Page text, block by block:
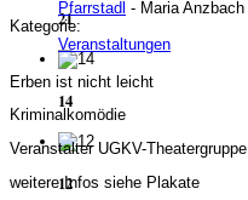
21
14
12
Pfarrstadl - Maria Anzbach
Kategorie:
Veranstaltungen
Erben ist nicht leicht
Kriminalkomödie
Veranstalter UGKV-Theatergruppe
weitere Infos siehe Plakate